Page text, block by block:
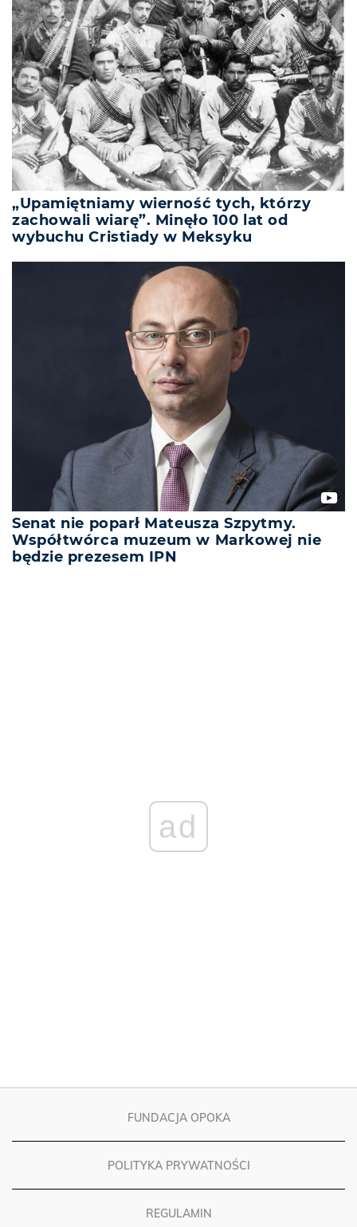
„Upamiętniamy wierność tych, którzy
zachowali wiarę”. Minęło 100 lat od
wybuchu Cristiady w Meksyku
Senat nie poparł Mateusza Szpytmy.
Współtwórca muzeum w Markowej nie
będzie prezesem IPN
FUNDACJA OPOKA
POLITYKA PRYWATNOŚCI
REGULAMIN